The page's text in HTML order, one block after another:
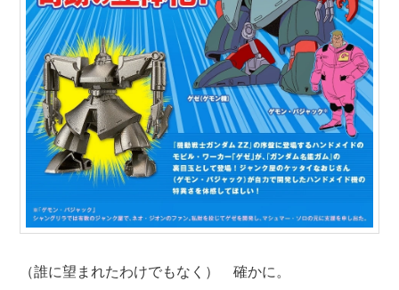
（誰に望まれたわけでもなく） 確かに。